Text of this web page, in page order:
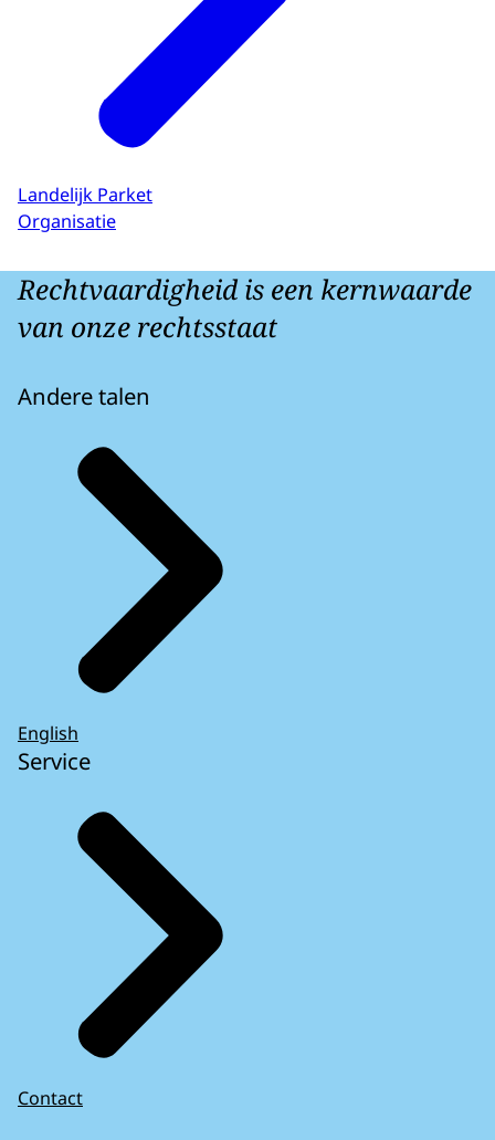
Landelijk Parket
Organisatie
Rechtvaardigheid is een kernwaarde
van onze rechtsstaat
Andere talen
English
Service
Contact